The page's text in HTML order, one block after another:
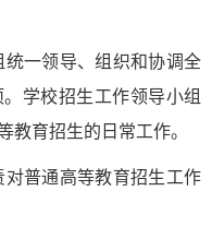
一领导、组织和协调全
学校招生工作领导小组
教育招生的日常工作。
普通高等教育招生工作